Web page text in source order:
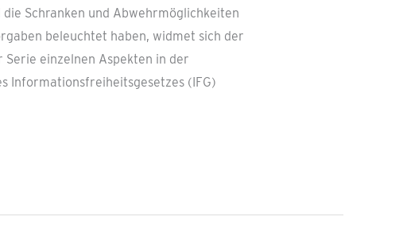
Schranken und Abwehrmöglichkeiten
beleuchtet haben, widmet sich der
Serie einzelnen Aspekten in der
Informationsfreiheitsgesetzes (IFG)